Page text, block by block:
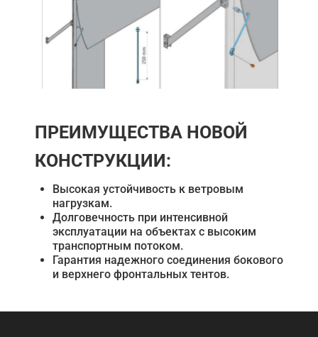
ПРЕИМУЩЕСТВА НОВОЙ
КОНСТРУКЦИИ:
Высокая устойчивость к ветровым
нагрузкам.
Долговечность при интенсивной
эксплуатации на объектах с высоким
транспортным потоком.
Гарантия надежного соединения бокового
и верхнего фронтальных тентов.